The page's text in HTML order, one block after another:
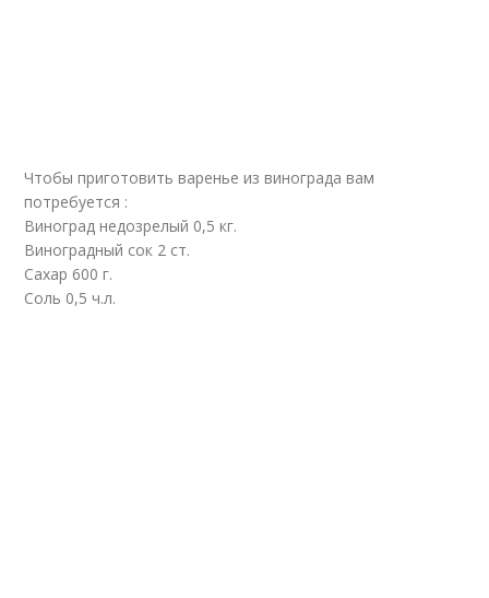
Чтобы приготовить варенье из винограда вам
потребуется :
Виноград недозрелый 0,5 кг.
Виноградный сок 2 ст.
Сахар 600 г.
Соль 0,5 ч.л.